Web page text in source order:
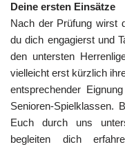
Deine ersten Einsätze
Nach der Prüfung wirst
du dich engagierst und
den untersten
vielleicht erst kürzlich
entsprechender
Senioren-Spielklassen.
Euch durch uns
begleiten dich